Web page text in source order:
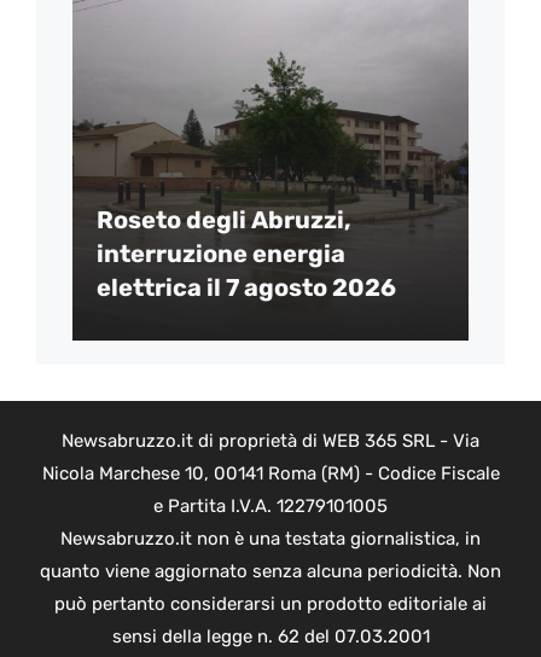
Roseto degli Abruzzi,
interruzione energia
elettrica il 7 agosto 2026
Newsabruzzo.it di proprietà di WEB 365 SRL - Via
Nicola Marchese 10, 00141 Roma (RM) - Codice Fiscale
e Partita I.V.A. 12279101005
Newsabruzzo.it non è una testata giornalistica, in
quanto viene aggiornato senza alcuna periodicità. Non
può pertanto considerarsi un prodotto editoriale ai
sensi della legge n. 62 del 07.03.2001